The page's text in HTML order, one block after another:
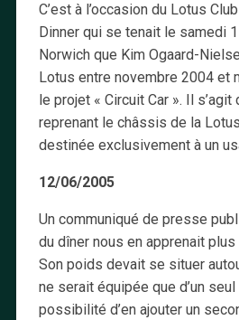
C’est à l’occasion du Lotus
Dinner qui se tenait le samedi
Norwich que Kim Ogaard-
Lotus entre novembre 2004 et
le projet « Circuit Car ». Il s’agit
reprenant le châssis de la
destinée exclusivement à un
12/06/2005
Un communiqué de presse
du dîner nous en apprenait plus
Son poids devait se situer
ne serait équipée que d’un
possibilité d’en ajouter un